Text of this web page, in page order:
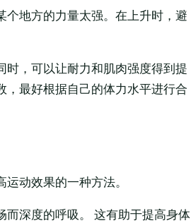
地方的力量太强。在上升时，避
，可以让耐力和肌肉强度得到提
最好根据自己的体力水平进行合
动效果的一种方法。
深度的呼吸。 这有助于提高身体